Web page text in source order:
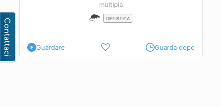
multipla
DIETISTICA
Guardare Guarda dopo